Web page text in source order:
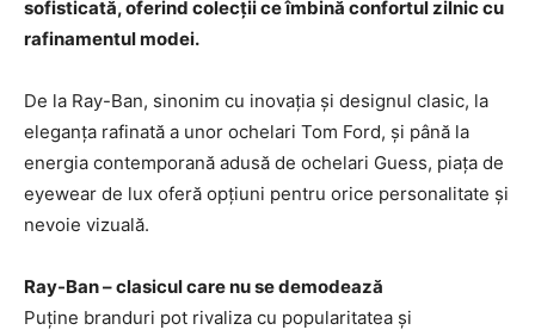
sofisticată, oferind colecții ce îmbină confortul zilnic cu
rafinamentul modei.
De la Ray-Ban, sinonim cu inovația și designul clasic, la
eleganța rafinată a unor ochelari Tom Ford, și până la
energia contemporană adusă de ochelari Guess, piața de
eyewear de lux oferă opțiuni pentru orice personalitate și
nevoie vizuală.
Ray-Ban – clasicul care nu se demodează
Puține branduri pot rivaliza cu popularitatea și